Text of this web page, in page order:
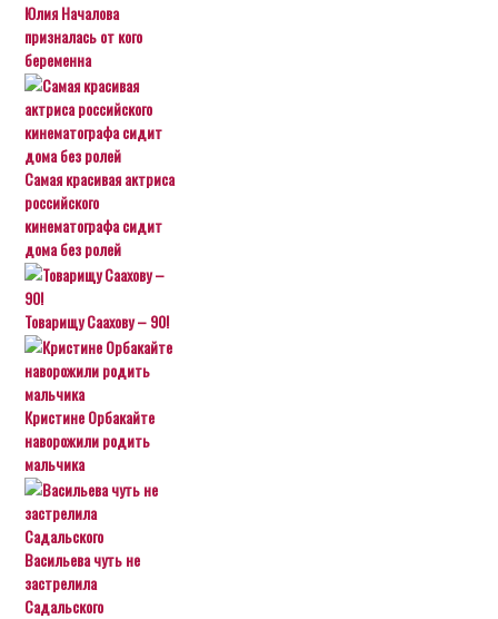
Юлия Началова
призналась от кого
беременна
Самая красивая актриса
российского
кинематографа сидит
дома без ролей
Товарищу Саахову – 90!
Кристине Орбакайте
наворожили родить
мальчика
Васильева чуть не
застрелила
Садальского